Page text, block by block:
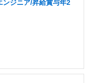
ンジニア/昇給賞与年2